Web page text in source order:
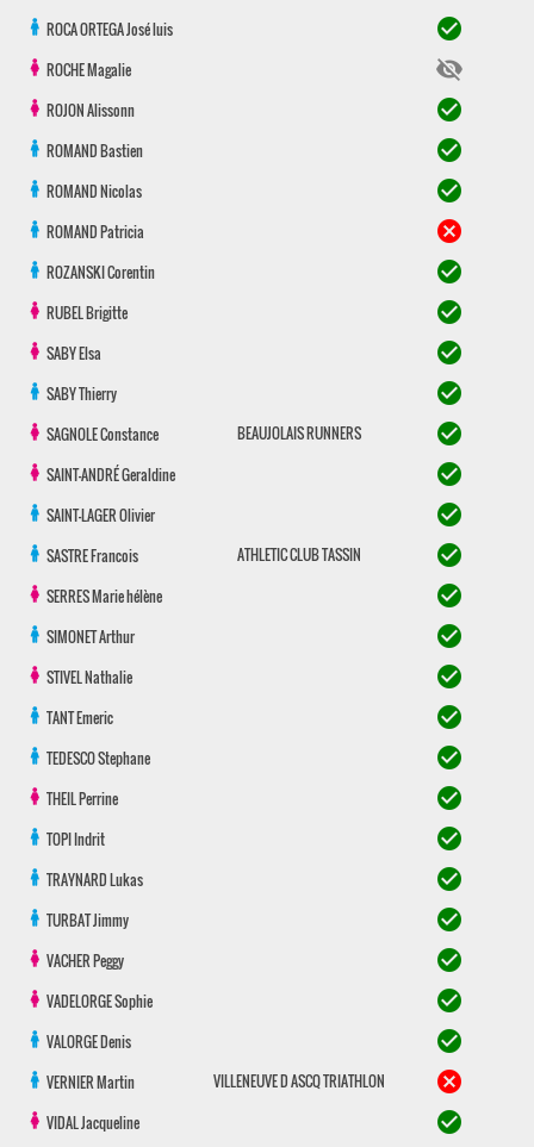
ROCA ORTEGAJosé luis check_circle
ROCHEMagalie visibility_off
ROJONAlissonn check_circle
ROMANDBastien check_circle
ROMANDNicolas check_circle
ROMANDPatricia cancel
ROZANSKICorentin check_circle
RUBELBrigitte check_circle
SABYElsa check_circle
SABYThierry check_circle
SAGNOLEConstance BEAUJOLAIS RUNNERS check_circle
SAINT-ANDRÉGeraldine check_circle
SAINT-LAGEROlivier check_circle
SASTREFrancois ATHLETIC CLUB TASSIN check_circle
SERRESMarie hélène check_circle
SIMONETArthur check_circle
STIVELNathalie check_circle
TANTEmeric check_circle
TEDESCOStephane check_circle
THEILPerrine check_circle
TOPIIndrit check_circle
TRAYNARDLukas check_circle
TURBATJimmy check_circle
VACHERPeggy check_circle
VADELORGESophie check_circle
VALORGEDenis check_circle
VERNIERMartin VILLENEUVE D ASCQ TRIATHLON cancel
VIDALJacqueline check_circle